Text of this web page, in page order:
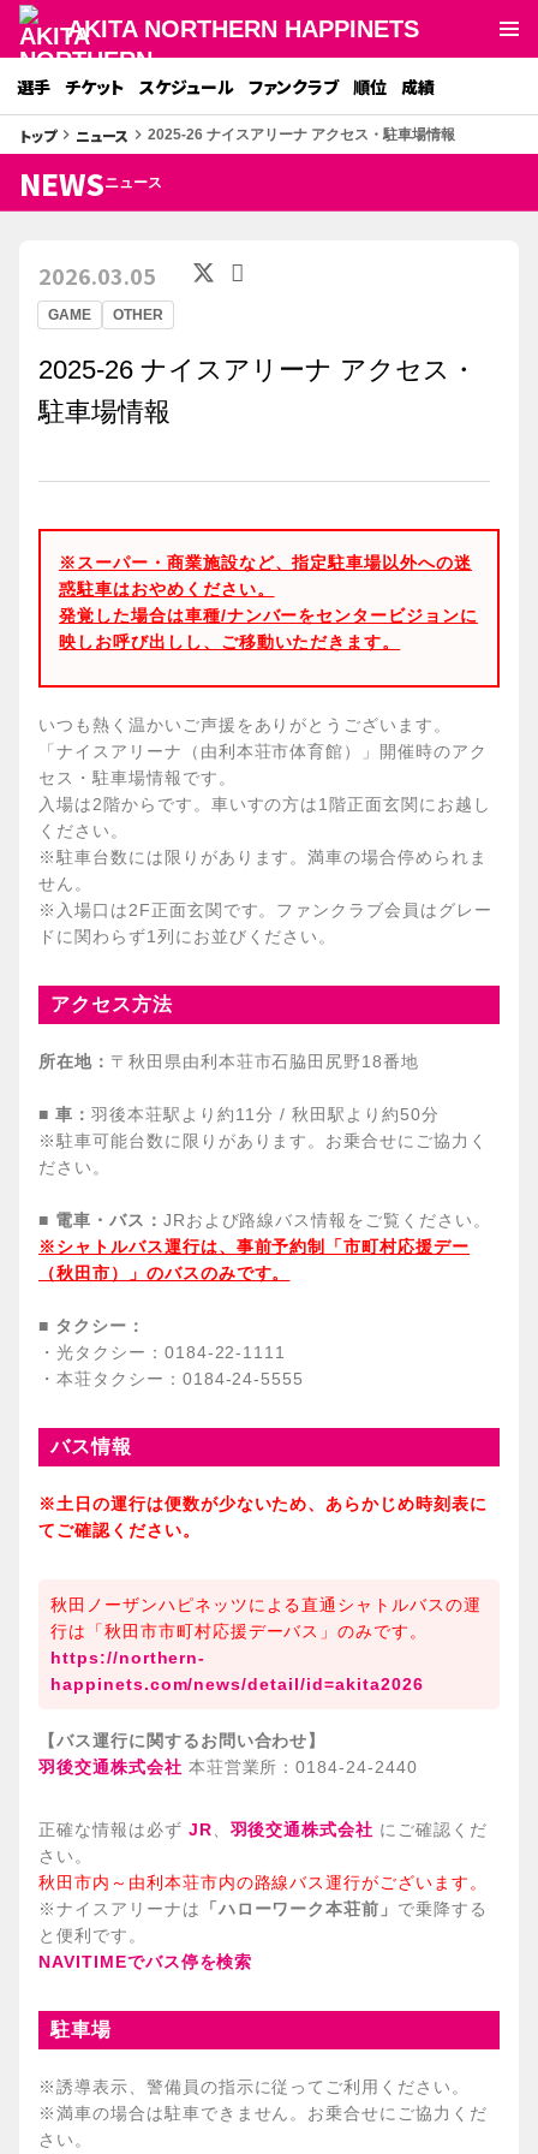
AKITA NORTHERN HAPPINETS
選手 チケット スケジュール ファンクラブ 順位 成績
トップkeyboard_arrow_right ニュース keyboard_arrow_right 2025-26 ナイスアリーナ アクセス・駐車場情報
NEWSニュース
GAME OTHER
2026.03.05
2025-26 ナイスアリーナ アクセス・
駐車場情報
※スーパー・商業施設など、指定駐車場以外への迷
惑駐車はおやめください。
発覚した場合は車種/ナンバーをセンタービジョンに
映しお呼び出しし、ご移動いただきます。
いつも熱く温かいご声援をありがとうございます。
「ナイスアリーナ（由利本荘市体育館）」開催時のアク
セス・駐車場情報です。
入場は2階からです。車いすの方は1階正面玄関にお越し
ください。
※駐車台数には限りがあります。満車の場合停められま
せん。
※入場口は2F正面玄関です。ファンクラブ会員はグレー
ドに関わらず1列にお並びください。
アクセス方法
所在地： 〒秋田県由利本荘市石脇田尻野18番地
■ 車： 羽後本荘駅より約11分 / 秋田駅より約50分
※駐車可能台数に限りがあります。お乗合せにご協力く
ださい。
■ 電車・バス： JRおよび路線バス情報をご覧ください。
※シャトルバス運行は、事前予約制「市町村応援デー
（秋田市）」のバスのみです。
■ タクシー：
・光タクシー：0184-22-1111
・本荘タクシー：0184-24-5555
バス情報
※土日の運行は便数が少ないため、あらかじめ時刻表に
てご確認ください。
秋田ノーザンハピネッツによる直通シャトルバスの運
行は「秋田市市町村応援デーバス」のみです。
https://northern-
happinets.com/news/detail/id=akita2026
【バス運行に関するお問い合わせ】
羽後交通株式会社 本荘営業所：0184-24-2440
正確な情報は必ず JR 羽後交通株式会社 にご確認くだ
さい。
秋田市内～由利本荘市内の路線バス運行がございます。
※ナイスアリーナは
「ハローワーク本荘前」 で乗降する
と便利です。
NAVITIMEでバス停を検索
駐車場
※誘導表示、警備員の指示に従ってご利用ください。
※満車の場合は駐車できません。お乗合せにご協力くだ
さい。